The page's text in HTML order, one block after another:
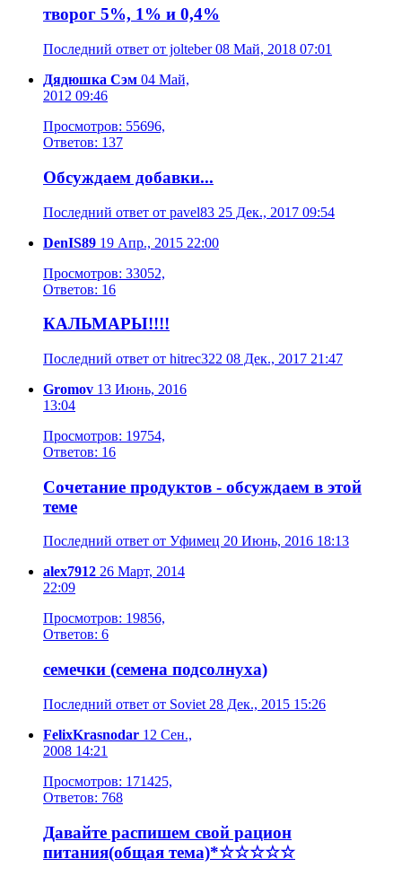
творог 5%, 1% и 0,4%
Последний ответ от jolteber 08 Май, 2018 07:01
Дядюшка Сэм 04 Май,
2012 09:46
Просмотров: 55696,
Ответов: 137
Обсуждаем добавки...
Последний ответ от pavel83 25 Дек., 2017 09:54
DenIS89 19 Апр., 2015 22:00
Просмотров: 33052,
Ответов: 16
КАЛЬМАРЫ!!!!
Последний ответ от hitrec322 08 Дек., 2017 21:47
Gromov 13 Июнь, 2016
13:04
Просмотров: 19754,
Ответов: 16
Сочетание продуктов - обсуждаем в этой
теме
Последний ответ от Уфимец 20 Июнь, 2016 18:13
alex7912 26 Март, 2014
22:09
Просмотров: 19856,
Ответов: 6
семечки (семена подсолнуха)
Последний ответ от Soviet 28 Дек., 2015 15:26
FelixKrasnodar 12 Сен.,
2008 14:21
Просмотров: 171425,
Ответов: 768
Давайте распишем свой рацион
питания(общая тема)*☆☆☆☆☆